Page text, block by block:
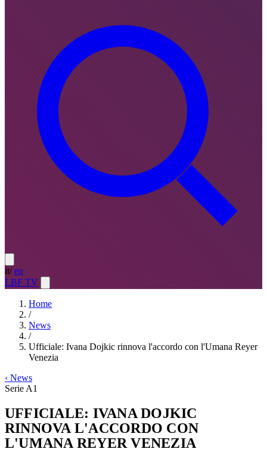
it/ en
LBF TV
Home
/
News
/
Ufficiale: Ivana Dojkic rinnova l'accordo con l'Umana Reyer
Venezia
‹ News
Serie A1
UFFICIALE: IVANA DOJKIC
RINNOVA L'ACCORDO CON
L'UMANA REYER VENEZIA